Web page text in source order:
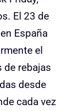
El 23 de
España
el
de rebajas
desde
cada vez